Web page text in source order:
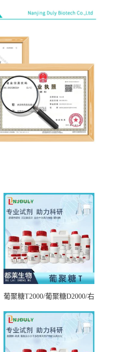
葡聚糖T2000/葡聚糖D2000/右